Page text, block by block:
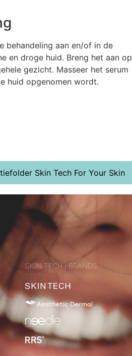
behandeling aan en/of in de
en droge huid. Breng het aan op
gezicht. Masseer het serum
huid opgenomen wordt.
Skin Tech For Your Skin
SKIN TECH | BRANDS